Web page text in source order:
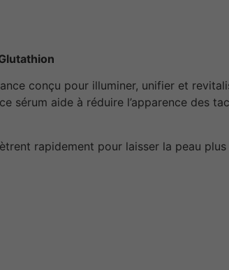
conçu pour illuminer, unifier et
sérum aide à réduire l’apparence des
rapidement pour laisser la peau